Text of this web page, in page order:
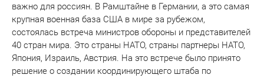
важно для россиян. В Рамштайне в Германии, а это самая
крупная военная база США в мире за рубежом,
состоялась встреча министров обороны и представителей
40 стран мира. Это страны НАТО, страны партнеры НАТО,
Япония, Израиль, Австрия. На это встрече было принято
решение о создании координирующего штаба по